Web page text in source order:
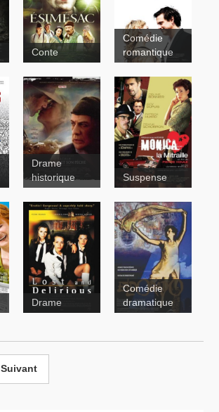
Conte
French
Kiss
Comédie
romantique
Un homme
et son
péché
Drame
historique
Monica la
mitraille
Suspense
Lost and
Delirious
Drame
Comédie
dramatique
Suivant